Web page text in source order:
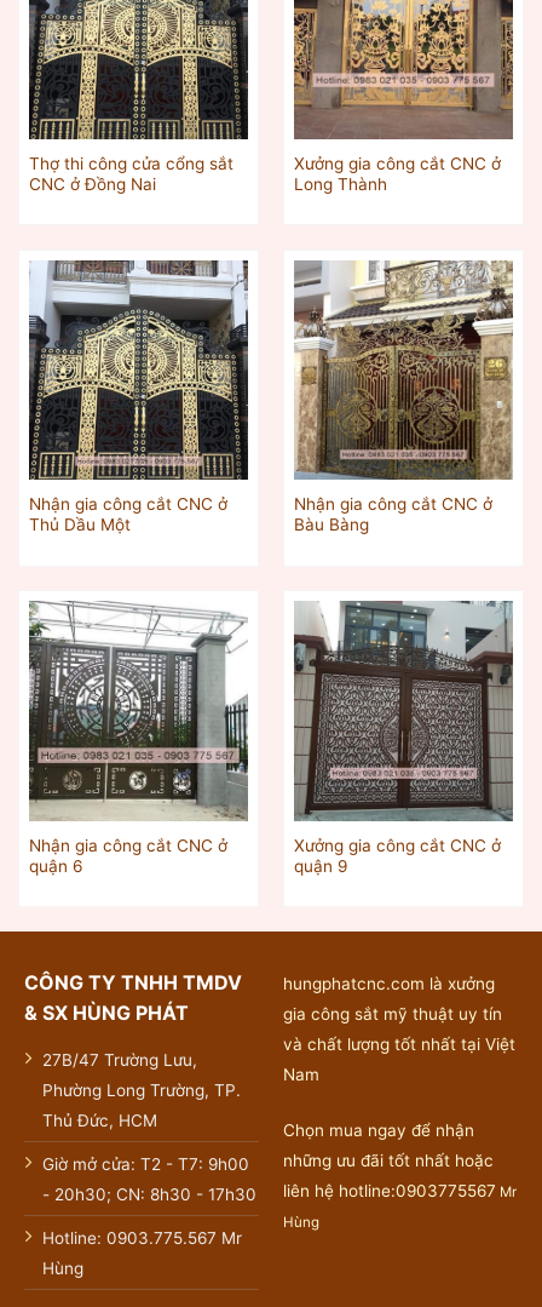
Thợ thi công cửa cổng sắt
CNC ở Đồng Nai
Xưởng gia công cắt CNC ở
Long Thành
Nhận gia công cắt CNC ở
Thủ Dầu Một‎
Nhận gia công cắt CNC ở
Bàu Bàng
Nhận gia công cắt CNC ở
quận 6
Xưởng gia công cắt CNC ở
quận 9
CÔNG TY TNHH TMDV
& SX HÙNG PHÁT
27B/47 Trường Lưu,
Phường Long Trường, TP.
Thủ Đức, HCM
Giờ mở cửa: T2 - T7: 9h00
- 20h30; CN: 8h30 - 17h30
Hotline: 0903.775.567 Mr
Hùng
hungphatcnc.com là xưởng
gia công sắt mỹ thuật uy tín
và chất lượng tốt nhất tại Việt
Nam
Chọn mua ngay để nhận
những ưu đãi tốt nhất hoặc
liên hệ hotline:0903775567 Mr
Hùng